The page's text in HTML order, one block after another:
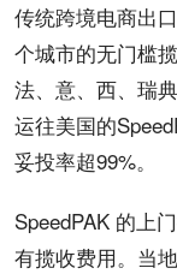
传统跨境电商出
个城市的无门槛
法、意、西、瑞
运往美国的
妥投率超99%。
SpeedPAK 的上
有揽收费用。当